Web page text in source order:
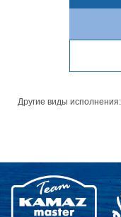
Другие виды исполнения: